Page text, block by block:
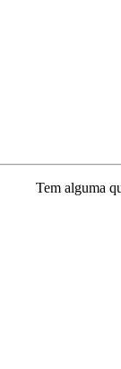
Tem alguma